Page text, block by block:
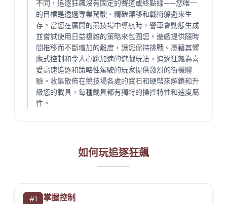
不同，追逐狂飆沒有固定的賽道或終點線——您唯一
的目標是透過專業駕駛、精確漂移和戰術躲避來生
存。當您在廣闊的競技場中導航時，警車會動態生成
並嘗試使用日益複雜的策略來包圍您。遊戲提供隨時
間推移而不斷增加的難度，讓您保持挑戰。憑藉其響
應式控制和令人心跳加速的遊戲玩法，追逐狂飆為喜
愛高速追逐和策略性駕駛的玩家提供激烈的街機體
驗。收集散佈在競技場各處的寶石和硬幣來解鎖和升
級您的載具，每種載具都有獨特的操控特性和速度屬
性。
如何玩追逐狂飆
#1 掌握控制